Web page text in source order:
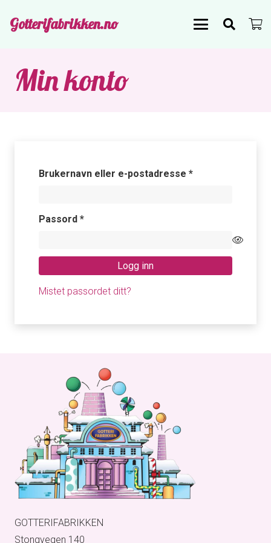
Gotterifabrikken.no
Min konto
Brukernavn eller e-postadresse *Påkrevd
Passord *Påkrevd
Logg inn
Mistet passordet ditt?
GOTTERIFABRIKKEN
Stongvegen 140